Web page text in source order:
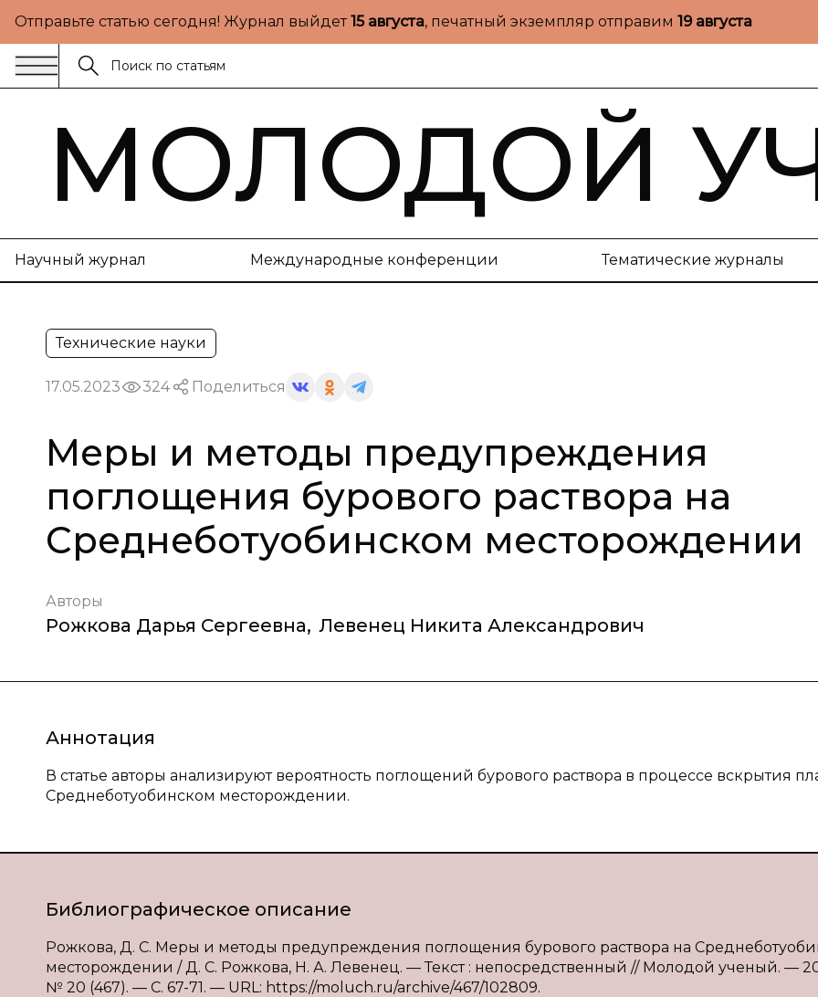
Отправьте статью сегодня! Журнал выйдет15 августа, печатный экземпляр отправим 19 августа
МОЛОДОЙ
Научный журнал Международные конференции Тематические журналы
Технические науки
17.05.2023 324 Поделиться
Меры и методы предупреждения
поглощения бурового раствора на
Среднеботуобинском месторождении
Авторы
Рожкова Дарья Сергеевна, Левенец Никита Александрович
Аннотация
В статье авторы анализируют вероятность поглощений бурового раствора в процессе вскрытия
Среднеботуобинском месторождении.
Библиографическое описание
Рожкова, Д. С. Меры и методы предупреждения поглощения бурового раствора на
месторождении / Д. С. Рожкова, Н. А. Левенец. — Текст : непосредственный // Молодой ученый. —
№ 20 (467). — С. 67-71. — URL: https://moluch.ru/archive/467/102809.